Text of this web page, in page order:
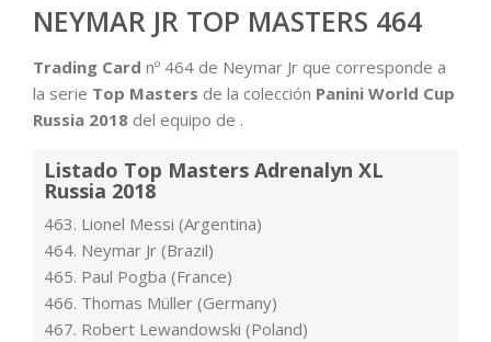
NEYMAR JR TOP MASTERS 464
Trading Card nº 464 de Neymar Jr que corresponde a
la serie Top Masters de la colección Panini World Cup
Russia 2018 del equipo de .
Listado Top Masters Adrenalyn XL
Russia 2018
463. Lionel Messi (Argentina)
464. Neymar Jr (Brazil)
465. Paul Pogba (France)
466. Thomas Müller (Germany)
467. Robert Lewandowski (Poland)